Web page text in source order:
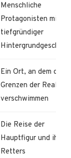
Menschliche
Protagonisten mit
tiefgründiger
Ein Ort, an dem die
Grenzen der Realität
verschwimmen
Die Reise der
Hauptfigur und ihres
Retters